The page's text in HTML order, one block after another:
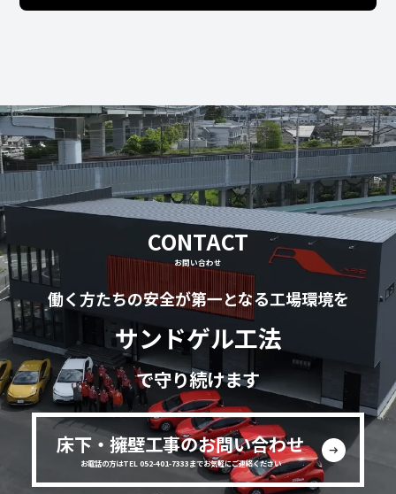
CONTACT
お問い合わせ
働く方たちの安全が第一となる工場環境を
サンドゲル工法
で守り続けます
床下・擁壁工事のお問い合わせ
お電話の方はTEL 052-401-7333までお気軽にご連絡ください